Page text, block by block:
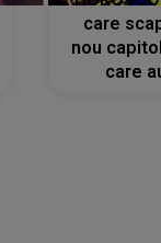
care
nou
care